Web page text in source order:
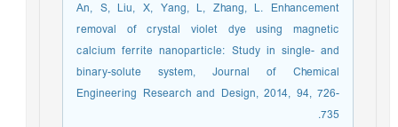
An, S, Liu, X, Yang, L, Zhang, L. Enhancement
removal of crystal violet dye using magnetic
calcium ferrite nanoparticle: Study in single- and
binary-solute system, Journal of Chemical
Engineering Research and Design, 2014, 94, 726-
735.